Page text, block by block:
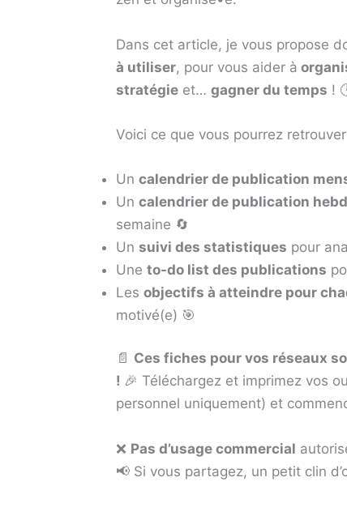
Dans cet article, je vous propose
à utiliser, pour vous aider à
stratégie et… gagner du temps !
Voici ce que vous pourrez
Un calendrier de publication
Un calendrier de publication
semaine 🔄
Un suivi des statistiques pour
Une to-do list des publications
Les objectifs à atteindre pour
motivé(e) 🎯
📄 Ces fiches pour vos réseaux
! 🎉 Téléchargez et imprimez vos
personnel uniquement) et
❌ Pas d’usage commercial
📢 Si vous partagez, un petit clin